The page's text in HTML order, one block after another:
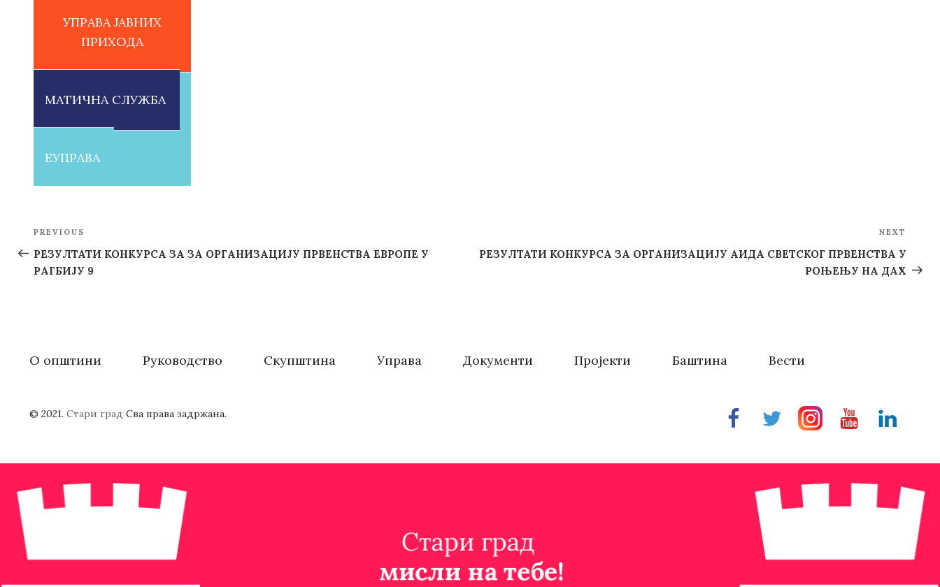
УПРАВА ЈАВНИХ
ПРИХОДА
МАТИЧНА СЛУЖБА
ЕУПРАВА
Post
navigation
Previous
Post
PREVIOUS
РЕЗУЛТАТИ КОНКУРСА ЗА ЗА ОРГАНИЗАЦИЈУ ПРВЕНСТВА ЕВРОПЕ У
РАГБИЈУ 9
NEXT
РЕЗУЛТАТИ КОНКУРСА ЗА ОРГАНИЗАЦИЈУ АИДА СВЕТСКОГ ПРВЕНСТВА У
РОЊЕЊУ НА ДАХ
О општини Руководство Скупштина Управа Документи Пројекти Баштина Вести
FacebookTwitterInstragramYoutubeLinkedin
© 2021. Стари град Сва права задржана.